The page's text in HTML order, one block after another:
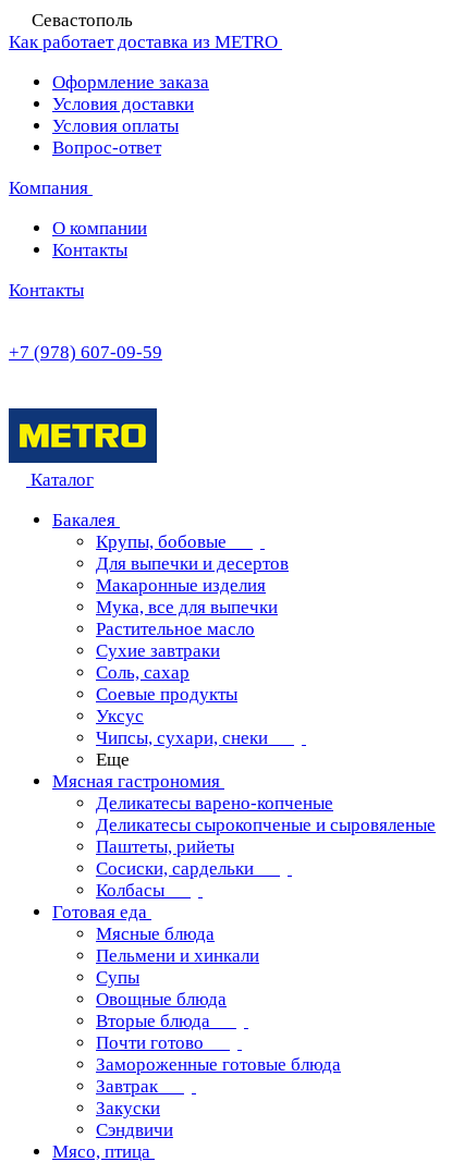
Севастополь
Как работает доставка из METRO
Оформление заказа
Условия доставки
Условия оплаты
Вопрос-ответ
Компания
О компании
Контакты
Контакты
+7 (978) 607-09-59
Каталог
Бакалея
Крупы, бобовые
Для выпечки и десертов
Макаронные изделия
Мука, все для выпечки
Растительное масло
Сухие завтраки
Соль, сахар
Соевые продукты
Уксус
Чипсы, сухари, снеки
Еще
Мясная гастрономия
Деликатесы варено-копченые
Деликатесы сырокопченые и сыровяленые
Паштеты, рийеты
Сосиски, сардельки
Колбасы
Готовая еда
Мясные блюда
Пельмени и хинкали
Супы
Овощные блюда
Вторые блюда
Почти готово
Замороженные готовые блюда
Завтрак
Закуски
Сэндвичи
Мясо, птица